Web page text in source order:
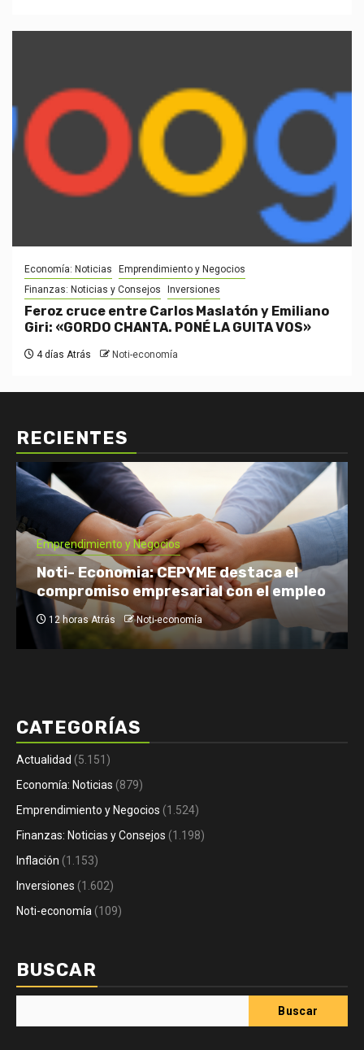
Economía: Noticias
Emprendimiento y Negocios
Finanzas: Noticias y Consejos
Inversiones
Feroz cruce entre Carlos Maslatón y Emiliano
Giri: «GORDO CHANTA. PONÉ LA GUITA VOS»
4 días Atrás Noti-economía
RECIENTES
Economía: Noticias
Emprendimiento y Negocios
Finanzas: Noticias y Consejos Inversiones
Tomás Rebord EN VIVO: dónde verlo, a
qué hora y por qué es tendencia
2 días Atrás Noti-economía
CATEGORÍAS
Actualidad (5.151)
Economía: Noticias (879)
Emprendimiento y Negocios (1.524)
Finanzas: Noticias y Consejos (1.198)
Inflación (1.153)
Inversiones (1.602)
Noti-economía (109)
BUSCAR
Buscar